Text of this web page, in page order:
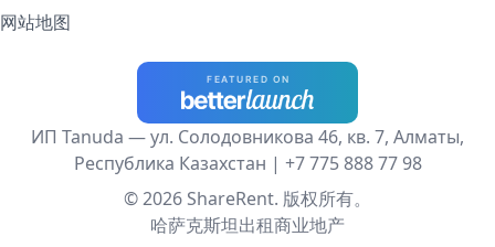
网站地图
ИП Tanuda — ул. Солодовникова 46, кв. 7, Алматы,
Республика Казахстан | +7 775 888 77 98
© 2026 ShareRent. 版权所有。
哈萨克斯坦出租商业地产